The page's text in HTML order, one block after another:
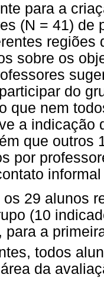
para a
(N = 41)
regiões
sobre os
do
que nem
a indicação
que outros
por
29 alunos
(10
para a
todos
da